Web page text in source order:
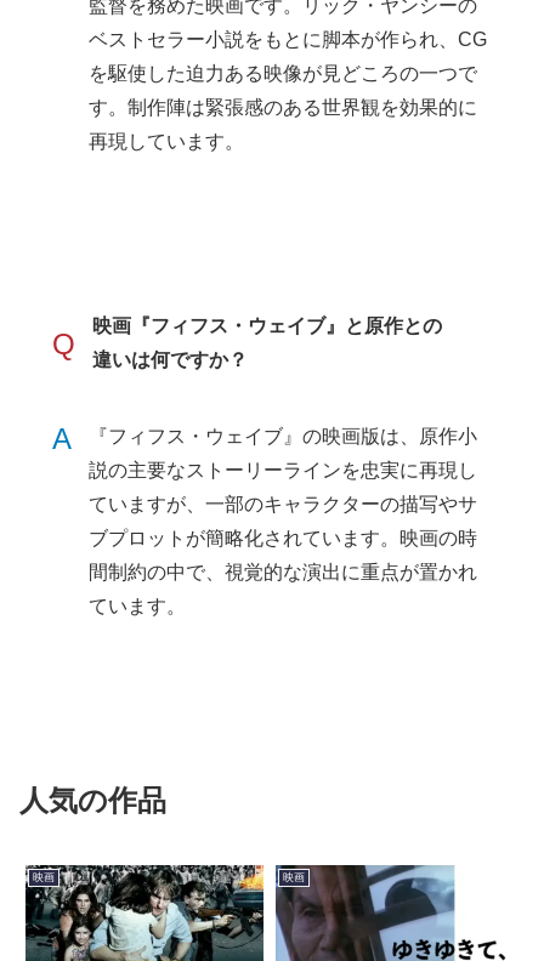
監督を務めた映画です。リック・ヤンシーの
ベストセラー小説をもとに脚本が作られ、CG
を駆使した迫力ある映像が見どころの一つで
す。制作陣は緊張感のある世界観を効果的に
再現しています。
Q
映画『フィフス・ウェイブ』と原作との
違いは何ですか？
A
『フィフス・ウェイブ』の映画版は、原作小
説の主要なストーリーラインを忠実に再現し
ていますが、一部のキャラクターの描写やサ
ブプロットが簡略化されています。映画の時
間制約の中で、視覚的な演出に重点が置かれ
ています。
人気の作品
映画 映画